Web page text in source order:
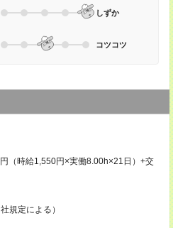
しずか
コツコツ
（時給1,550円×実働8.00h×21日）+交
規定による）